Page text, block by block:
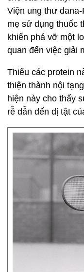
Viện ung thư
mẹ sử dụng thuốc
khiến phá vỡ một
quan đến việc giải
Thiếu các protein
thiện thành nội
hiện này cho thấy
rễ dẫn đến dị tật